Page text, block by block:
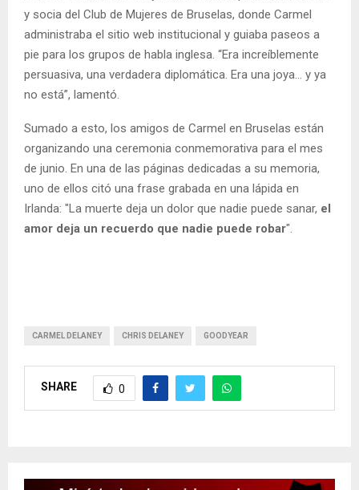
y socia del Club de Mujeres de Bruselas, donde Carmel
administraba el sitio web institucional y guiaba paseos a
pie para los grupos de habla inglesa. “Era increíblemente
persuasiva, una verdadera diplomática. Era una joya… y ya
no está”, lamentó.
Sumado a esto, los amigos de Carmel en Bruselas están
organizando una ceremonia conmemorativa para el mes
de junio. En una de las páginas dedicadas a su memoria,
uno de ellos citó una frase grabada en una lápida en
Irlanda: "La muerte deja un dolor que nadie puede sanar, el
amor deja un recuerdo que nadie puede robar".
CARMEL DELANEY CHRIS DELANEY GOODYEAR
SHARE 0